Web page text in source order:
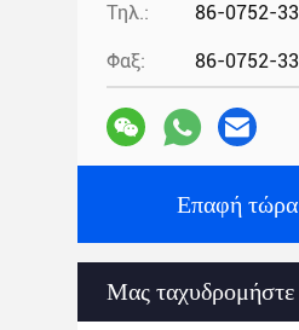
Τηλ.:
Φαξ:
Επαφή τώρα
Μας ταχυδρομήστε